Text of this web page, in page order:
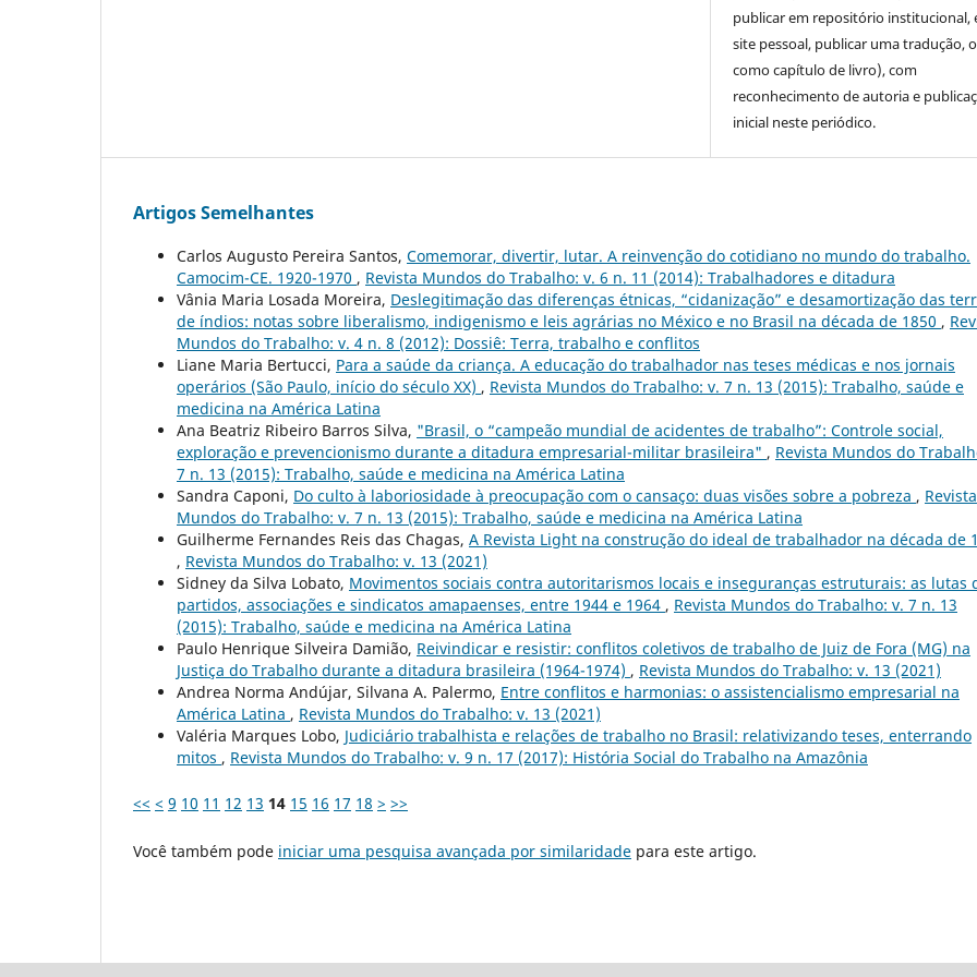
publicar em repositório institucional,
site pessoal, publicar uma tradução,
como capítulo de livro), com
reconhecimento de autoria e
inicial neste periódico.
Artigos Semelhantes
Carlos Augusto Pereira Santos, Comemorar, divertir, lutar. A reinvenção do cotidiano no mundo do trabalho.
Camocim-CE. 1920-1970 , Revista Mundos do Trabalho: v. 6 n. 11 (2014): Trabalhadores e ditadura
Vânia Maria Losada Moreira, Deslegitimação das diferenças étnicas, “cidanização” e desamortização das
de índios: notas sobre liberalismo, indigenismo e leis agrárias no México e no Brasil na década de 1850 ,
Mundos do Trabalho: v. 4 n. 8 (2012): Dossiê: Terra, trabalho e conflitos
Liane Maria Bertucci, Para a saúde da criança. A educação do trabalhador nas teses médicas e nos jornais
operários (São Paulo, início do século XX) , Revista Mundos do Trabalho: v. 7 n. 13 (2015): Trabalho, saúde e
medicina na América Latina
Ana Beatriz Ribeiro Barros Silva, "Brasil, o “campeão mundial de acidentes de trabalho”: Controle social,
exploração e prevencionismo durante a ditadura empresarial-militar brasileira" , Revista Mundos do
7 n. 13 (2015): Trabalho, saúde e medicina na América Latina
Sandra Caponi, Do culto à laboriosidade à preocupação com o cansaço: duas visões sobre a pobreza , Revista
Mundos do Trabalho: v. 7 n. 13 (2015): Trabalho, saúde e medicina na América Latina
Guilherme Fernandes Reis das Chagas, A Revista Light na construção do ideal de trabalhador na década de
, Revista Mundos do Trabalho: v. 13 (2021)
Sidney da Silva Lobato, Movimentos sociais contra autoritarismos locais e inseguranças estruturais: as lutas
partidos, associações e sindicatos amapaenses, entre 1944 e 1964 , Revista Mundos do Trabalho: v. 7 n. 13
(2015): Trabalho, saúde e medicina na América Latina
Paulo Henrique Silveira Damião, Reivindicar e resistir: conflitos coletivos de trabalho de Juiz de Fora (MG) na
Justiça do Trabalho durante a ditadura brasileira (1964-1974) , Revista Mundos do Trabalho: v. 13 (2021)
Andrea Norma Andújar, Silvana A. Palermo, Entre conflitos e harmonias: o assistencialismo empresarial na
América Latina , Revista Mundos do Trabalho: v. 13 (2021)
Valéria Marques Lobo, Judiciário trabalhista e relações de trabalho no Brasil: relativizando teses, enterrando
mitos , Revista Mundos do Trabalho: v. 9 n. 17 (2017): História Social do Trabalho na Amazônia
<< < 9 10 11 12 13 14 15 16 17 18 > >>
Você também pode iniciar uma pesquisa avançada por similaridade para este artigo.